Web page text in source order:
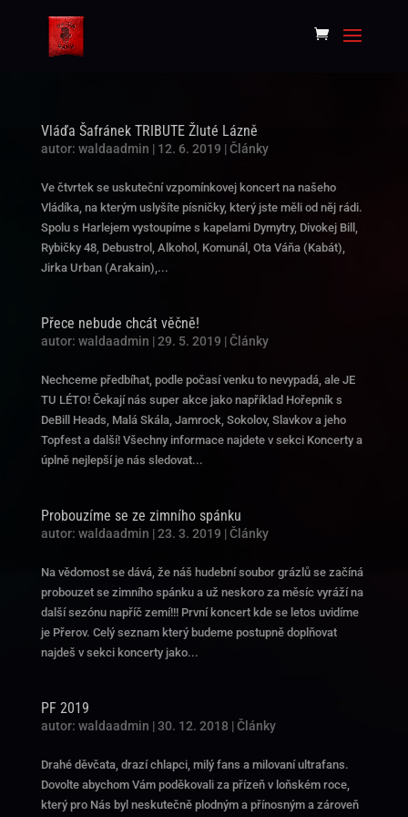
Vláďa Šafránek TRIBUTE Žluté Lázně
autor: waldaadmin | 12. 6. 2019 |Články
Ve čtvrtek se uskuteční vzpomínkovej koncert na našeho
Vládíka, na kterým uslyšíte písničky, který jste měli od něj rádi.
Spolu s Harlejem vystoupíme s kapelami Dymytry, Divokej Bill,
Rybičky 48, Debustrol, Alkohol, Komunál, Ota Váňa (Kabát),
Jirka Urban (Arakain),...
Přece nebude chcát věčně!
autor: waldaadmin |29. 5. 2019 |Články
Nechceme předbíhat, podle počasí venku to nevypadá, ale JE
TU LÉTO! Čekají nás super akce jako například Hořepník s
DeBill Heads, Malá Skála, Jamrock, Sokolov, Slavkov a jeho
Topfest a další! Všechny informace najdete v sekci Koncerty a
úplně nejlepší je nás sledovat...
Probouzíme se ze zimního spánku
autor: waldaadmin |23. 3. 2019 |Články
Na vědomost se dává, že náš hudební soubor grázlů se začíná
probouzet se zimního spánku a už neskoro za měsíc vyráží na
další sezónu napříč zemí!!! První koncert kde se letos uvidíme
je Přerov. Celý seznam který budeme postupně doplňovat
najdeš v sekci koncerty jako...
PF 2019
autor: waldaadmin |30. 12. 2018 |Články
Drahé děvčata, drazí chlapci, milý fans a milovaní ultrafans.
Dovolte abychom Vám poděkovali za přízeň v loňském roce,
který pro Nás byl neskutečně plodným a přínosným a zároveň